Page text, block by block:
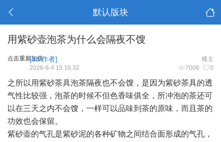
默认版块
用紫砂壶泡茶为什么会隔夜不馊
点击重新加载 楼主
[db:作者]
7006 0
2026-6-4 15:16:32
之所以用紫砂茶具泡茶隔夜也不会馊，是因为紫砂茶具的透
气性比较强，泡茶的时候不但色香味俱全，所冲泡的茶还可
以在三天之内不会馊，一样可以品味到茶的原味，而且茶的
功效也会保留。
紫砂壶的气孔是紫砂泥的各种矿物之间结合面形成的气孔，